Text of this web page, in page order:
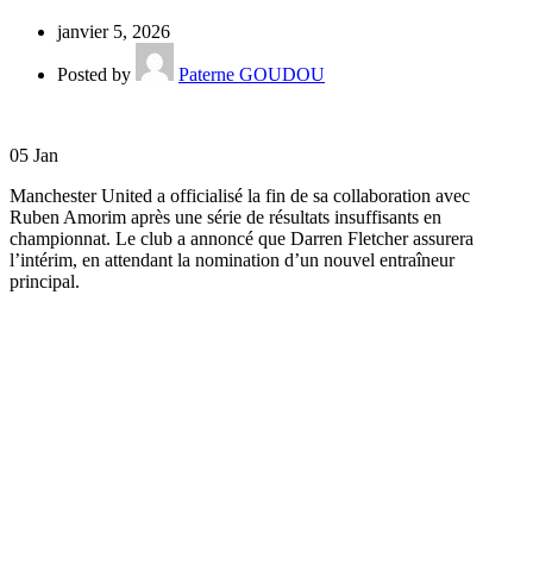
janvier 5, 2026
Posted by Paterne GOUDOU
05 Jan
Manchester United a officialisé la fin de sa collaboration avec
Ruben Amorim après une série de résultats insuffisants en
championnat. Le club a annoncé que Darren Fletcher assurera
l’intérim, en attendant la nomination d’un nouvel entraîneur
principal.